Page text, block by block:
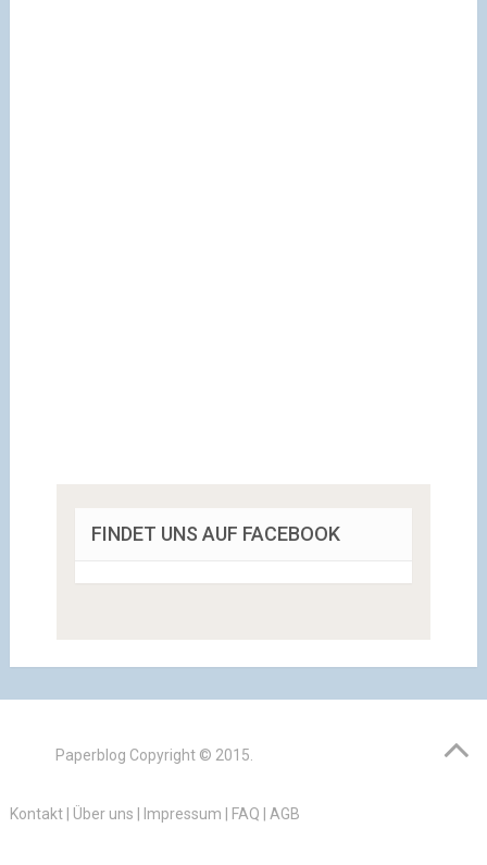
FINDET UNS AUF FACEBOOK
Paperblog Copyright © 2015.
Kontakt| Über uns Impressum FAQ AGB